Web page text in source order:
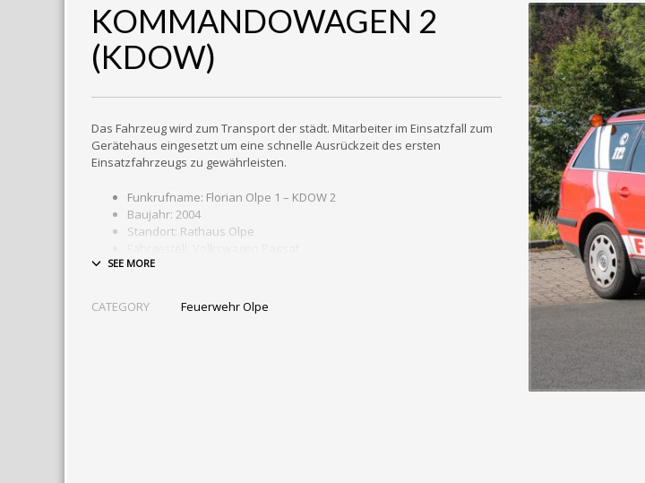
KOMMANDOWAGEN 2
(KDOW)
Das Fahrzeug wird zum Transport der städt. Mitarbeiter im Einsatzfall zum
Gerätehaus eingesetzt um eine schnelle Ausrückzeit des ersten
Einsatzfahrzeugs zu gewährleisten.
Funkrufname: Florian Olpe 1 – KDOW 2
Baujahr: 2004
Standort: Rathaus Olpe
Hersteller: Volkswagen
CATEGORY Feuerwehr Olpe